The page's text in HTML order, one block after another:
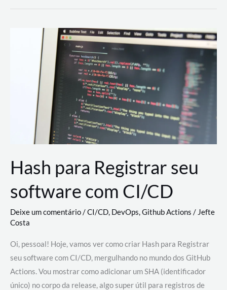
Models
revolucionando
desenvolvimento
Hash para Registrar seu
software com CI/CD
Deixe um comentário/CI/CD, DevOps,Github Actions /Jefte
Costa
Oi, pessoal! Hoje, vamos ver como criar Hash para Registrar
seu software com CI/CD, mergulhando no mundo dos GitHub
Actions. Vou mostrar como adicionar um SHA (identificador
único) no corpo da release, algo super útil para registros de